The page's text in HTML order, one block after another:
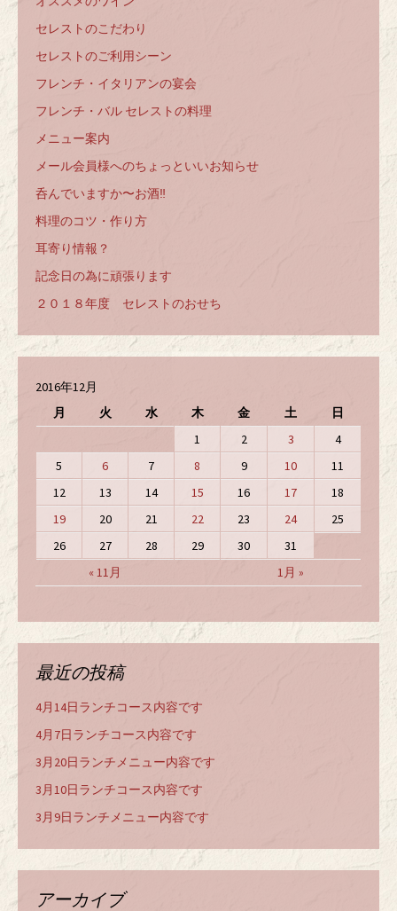
セレストのこだわり
セレストのご利用シーン
フレンチ・イタリアンの宴会
フレンチ・バル セレストの料理
メニュー案内
メール会員様へのちょっといいお知らせ
呑んでいますか〜お酒‼️
料理のコツ・作り方
耳寄り情報？
記念日の為に頑張ります
２０１８年度 セレストのおせち
2016年12月
月
火 水 木 金 土 日
« 11月 1月 »
1 2 3
4
5
6 7 8 9 10
11
12
13 14 15 16 17
18
19
20 21 22 23 24
25
26
27 28 29 30 31
最近の投稿
4月14日ランチコース内容です
4月7日ランチコース内容です
3月20日ランチメニュー内容です
3月10日ランチコース内容です
3月9日ランチメニュー内容です
アーカイブ